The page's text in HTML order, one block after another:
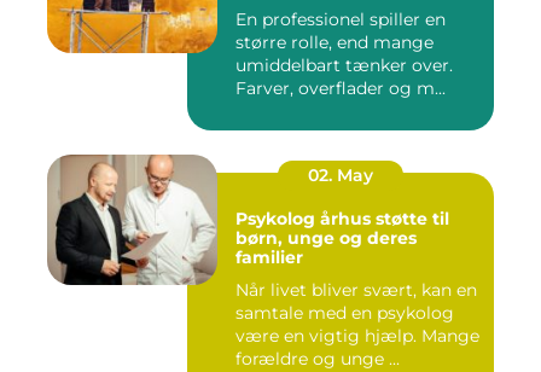
En professionel spiller en
større rolle, end mange
umiddelbart tænker over.
Farver, overflader og m...
02. May
Psykolog århus støtte til
børn, unge og deres
familier
Når livet bliver svært, kan en
samtale med en psykolog
være en vigtig hjælp. Mange
forældre og unge ...